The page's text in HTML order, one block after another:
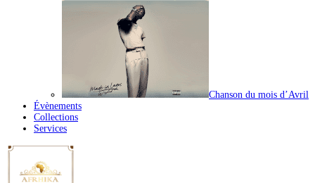
Chanson du mois d’Avril
Évènements
Collections
Services